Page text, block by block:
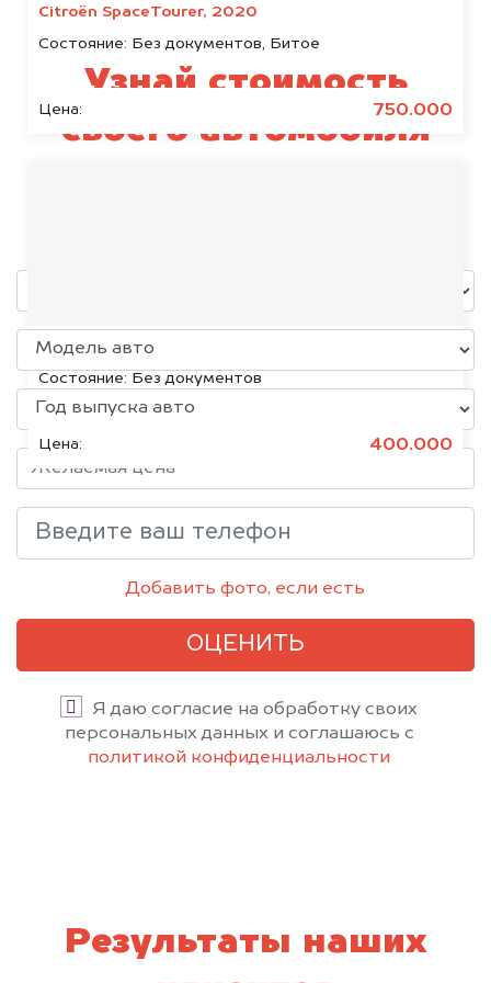
Citroën SpaceTourer, 2020
Состояние: Без документов, Битое
Цена: 750.000
Volkswagen Jetta, 2015
Состояние: Без документов
Цена: 400.000
Узнай стоимость
своего автомобиля
Добавить фото, если есть
ОЦЕНИТЬ
Я даю согласие на обработку своих
персональных данных и соглашаюсь с
политикой конфиденциальности
Результаты наших